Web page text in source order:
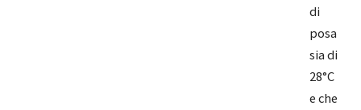
di
posa
sia di
28°C
e che